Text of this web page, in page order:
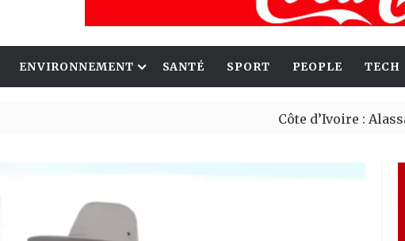
ENVIRONNEMENT SANTÉ SPORT PEOPLE TECH
Côte d’Ivoire : Alassane